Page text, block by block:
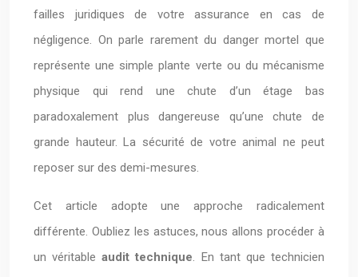
failles juridiques de votre assurance en cas de
négligence. On parle rarement du danger mortel que
représente une simple plante verte ou du mécanisme
physique qui rend une chute d’un étage bas
paradoxalement plus dangereuse qu’une chute de
grande hauteur. La sécurité de votre animal ne peut
reposer sur des demi-mesures.
Cet article adopte une approche radicalement
différente. Oubliez les astuces, nous allons procéder à
un véritableaudit technique. En tant que technicien